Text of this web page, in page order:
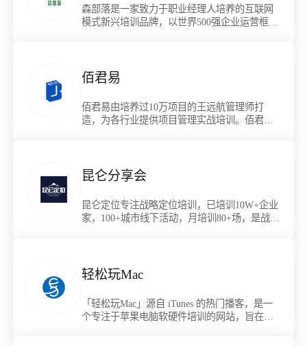
森部落是一家致力于职业经理人培养的互联网
模式新兴培训品牌，以世界500强企业运营框架
佰君易
佰君易由培养过10万项目的王远航管理师打
造，为各行业提供项目管理实战培训。佰君易
昆仑分享会
昆仑定位专注战略定位培训，已培训10W+企业
家，100+城市线下活动，月培训80+场，是战略
轻松玩Mac
「轻松玩Mac」源自 iTunes 的热门播客，是一
个专注于苹果电脑软硬件培训的网站，旨在帮